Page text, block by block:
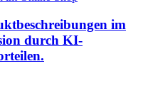
im
durch KI-